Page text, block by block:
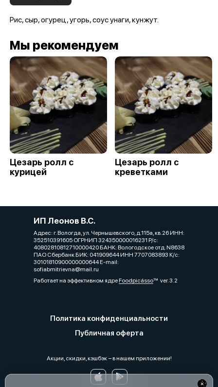
Рис, сыр, огурец, угорь, соус унаги, кунжут.
Мы рекомендуем
Цезарь ролл с
курицей
Цезарь ролл с
креветками
ИП Леонов В.С.
Адрес: г. Вологда, ул. Чернышевского, д.115а, кв.26 ИНН:
352510391605 ОГРНИП 324350000016231 Р/с:
40802810812710000420 БАНК: Вологодское отд. N8638
ПАО Сбербанк БИК: 041909644 ИНН 7707083893 К/с:
30101810900000000644 E-mail:
sofiabmitrievna@mail.ru
Работает на эффективном ядреFoodpicássover. 3.2
Политика конфиденциальности
Публичная оферта
Акции, скидки, кэшбэк − в нашем приложении!